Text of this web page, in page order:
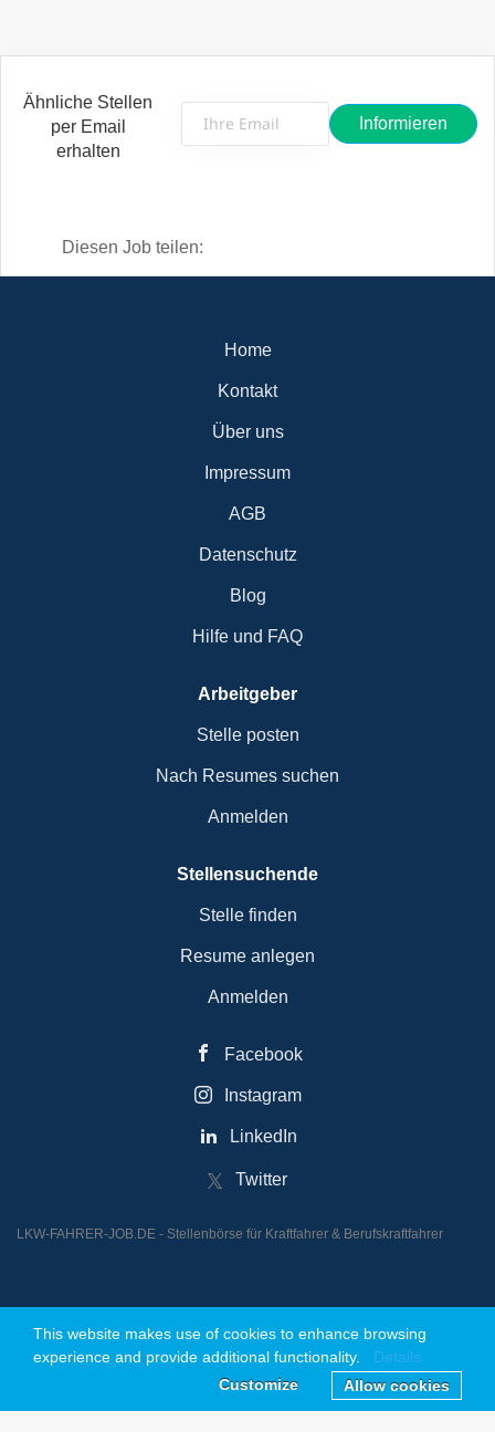
Ähnliche Stellen
per Email
erhalten
Diesen Job teilen:
Home
Kontakt
Über uns
Impressum
AGB
Datenschutz
Blog
Hilfe und FAQ
Arbeitgeber
Stelle posten
Nach Resumes suchen
Anmelden
Stellensuchende
Stelle finden
Resume anlegen
Anmelden
Facebook
Instagram
LinkedIn
Twitter
LKW-FAHRER-JOB.DE - Stellenbörse für Kraftfahrer & Berufskraftfahrer
© 2026 Powered by JOBREAKTOR UG (Haftungsbeschränkt)
This website makes use of cookies to enhance browsing
experience and provide additional functionality.
Details
Allow cookies
Customize